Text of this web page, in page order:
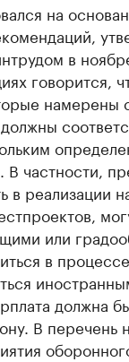
на
в
говорится,
намерены
В частности,
в реализации
или
в
должна
В перечень